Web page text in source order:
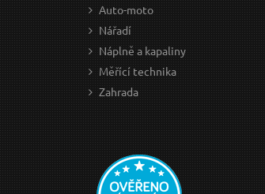
Auto-moto
Nářadí
Náplně a kapaliny
Měřící technika
Zahrada